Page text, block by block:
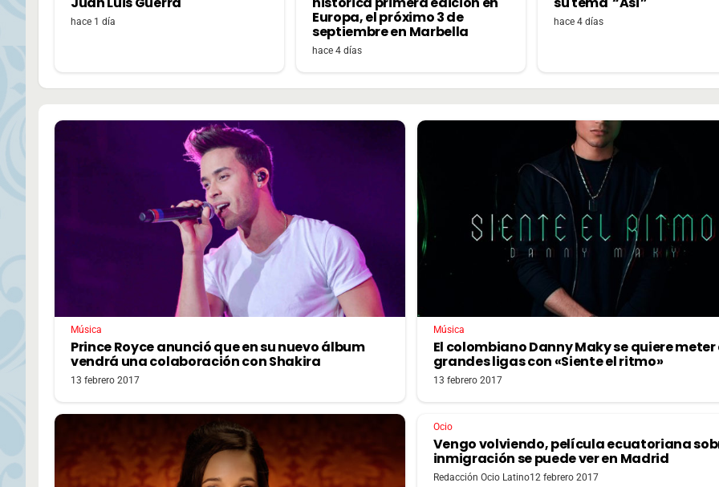
hace 1 día Europa, el próximo 3 de
septiembre en Marbella
hace 4 días
hace 4 días
Música
Prince Royce anunció que en su nuevo álbum
vendrá una colaboración con Shakira
13 febrero 2017
Música
El colombiano Danny Maky se quiere meter
grandes ligas con «Siente el ritmo»
13 febrero 2017
Ocio
Vengo volviendo, película ecuatoriana
inmigración se puede ver en Madrid
Redacción Ocio Latino12 febrero 2017